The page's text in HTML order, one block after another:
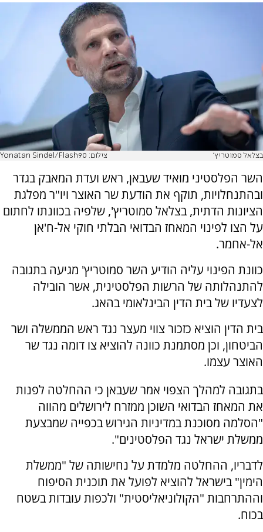
בצלאל סמוטריץ' צילום: Yonatan Sindel/Flash90
השר הפלסטיני מואיד שעבאן, ראש ועדת המאבק בגדר
ובהתנחלויות, תוקף את הודעת שר האוצר ויו"ר מפלגת
הציונות הדתית, בצלאל סמוטריץ', שלפיה בכוונתו לחתום
על הצו לפינוי המאחז הבדואי הבלתי חוקי אל-ח'אן
אל-אחמר.
כוונת הפינוי עליה הודיע השר סמוטריץ' מגיעה בתגובה
להתנהלותה של הרשות הפלסטינית, אשר הובילה
לצעדיו של בית הדין הבינלאומי בהאג.
בית הדין הוציא כזכור צווי מעצר נגד ראש הממשלה ושר
הביטחון, וכן מסתמנת כוונה להוציא צו דומה נגד שר
האוצר עצמו.
בתגובה למהלך הצפוי אמר שעבאן כי ההחלטה לפנות
את המאחז הבדואי השוכן ממזרח לירושלים מהווה
"הסלמה מסוכנת במדיניות הגירוש בכפייה שמבצעת
ממשלת ישראל נגד הפלסטינים".
לדבריו, ההחלטה מלמדת על נחישותה של "ממשלת
הימין" בישראל להוציא לפועל את תוכנית הסיפוח
וההתרחבות "הקולוניאליסטית" ולכפות עובדות בשטח
בכוח.